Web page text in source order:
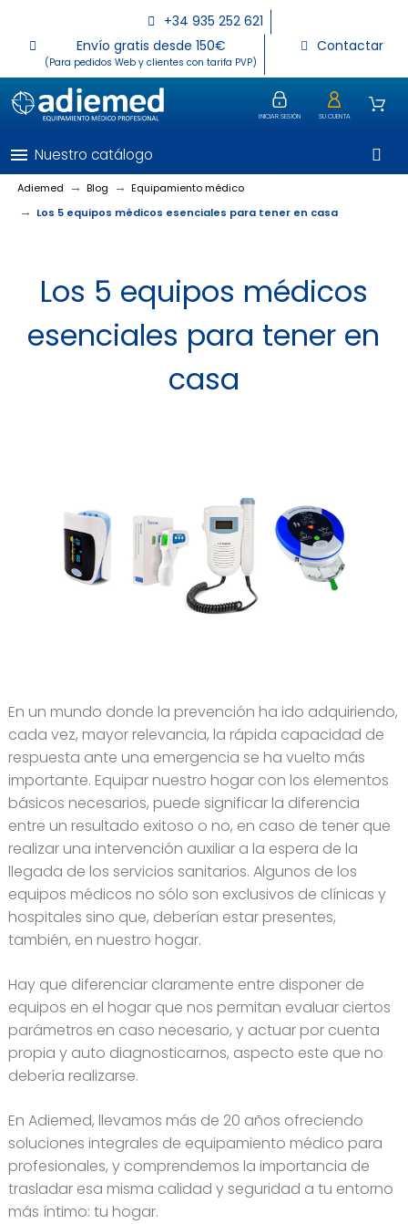
+34 935 252 621
Envío gratis desde 150€
(Para pedidos Web y clientes con tarifa PVP)
Contactar
INICIAR SESIÓN SU CUENTA
menu Nuestro catálogo
Adiemed Blog
Equipamiento médico
Los 5 equipos médicos esenciales para tener en casa
Los 5 equipos médicos
esenciales para tener en
casa
En un mundo donde la prevención ha ido adquiriendo,
cada vez, mayor relevancia, la rápida capacidad de
respuesta ante una emergencia se ha vuelto más
importante. Equipar nuestro hogar con los elementos
básicos necesarios, puede significar la diferencia
entre un resultado exitoso o no, en caso de tener que
realizar una intervención auxiliar a la espera de la
llegada de los servicios sanitarios. Algunos de los
equipos médicos no sólo son exclusivos de clínicas y
hospitales sino que, deberían estar presentes,
también, en nuestro hogar.
Hay que diferenciar claramente entre disponer de
equipos en el hogar que nos permitan evaluar ciertos
parámetros en caso necesario, y actuar por cuenta
propia y auto diagnosticarnos, aspecto este que no
debería realizarse.
En Adiemed, llevamos más de 20 años ofreciendo
soluciones integrales de equipamiento médico para
profesionales, y comprendemos la importancia de
trasladar esa misma calidad y seguridad a tu entorno
más íntimo: tu hogar.